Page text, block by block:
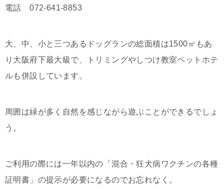
電話 072-641-8853
大、中、小と三つあるドッグランの総面積は1500㎡もあ
り大阪府下最大級で、トリミングやしつけ教室ペットホテ
ルも併設しています。
周囲は緑が多く自然を感じながら遊ぶことができるでしょ
う。
ご利用の際には一年以内の「混合・狂犬病ワクチンの各種
証明書」の提示が必要になるのでお忘れなく。